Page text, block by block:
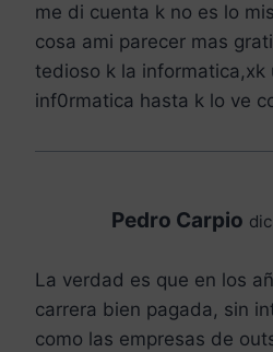
me di cuenta k no es lo
cosa ami parecer mas
tedioso k la informatica,xk
inf0rmatica hasta k lo ve
Pedro Carpio
La verdad es que en los
carrera bien pagada, sin
como las empresas de